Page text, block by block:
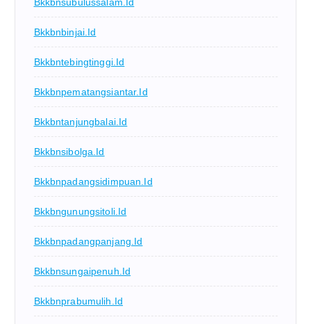
Bkkbnbinjai.id
Bkkbntebingtinggi.id
Bkkbnpematangsiantar.id
Bkkbntanjungbalai.id
Bkkbnsibolga.id
Bkkbnpadangsidimpuan.id
Bkkbngunungsitoli.id
Bkkbnpadangpanjang.id
Bkkbnsungaipenuh.id
Bkkbnprabumulih.id